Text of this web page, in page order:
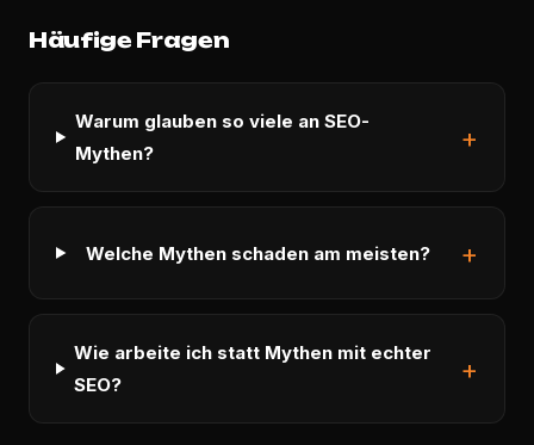
Häufige Fragen
Warum glauben so viele an SEO-
Mythen?
Welche Mythen schaden am meisten?
Wie arbeite ich statt Mythen mit echter
SEO?